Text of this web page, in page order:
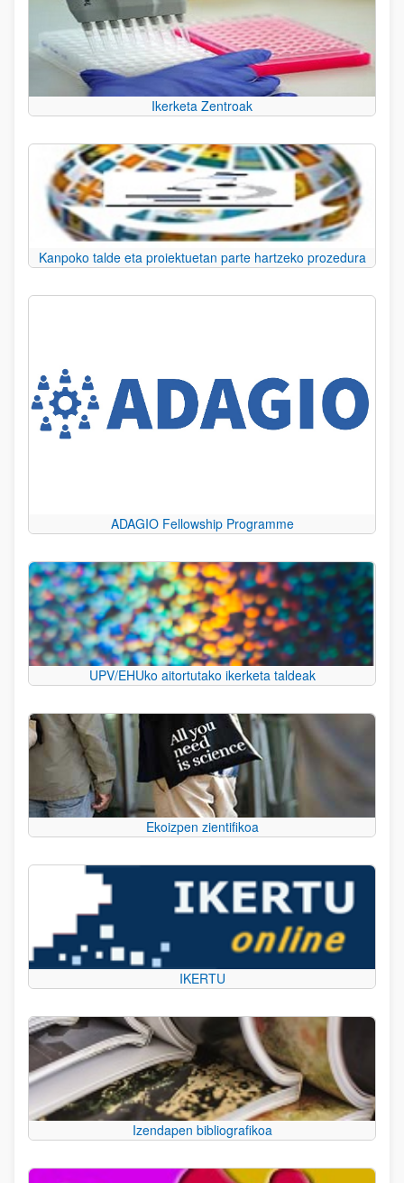
Ikerketa Zentroak
Kanpoko talde eta proiektuetan parte hartzeko prozedura
ADAGIO Fellowship Programme
UPV/EHUko aitortutako ikerketa taldeak
Ekoizpen zientifikoa
IKERTU
Izendapen bibliografikoa